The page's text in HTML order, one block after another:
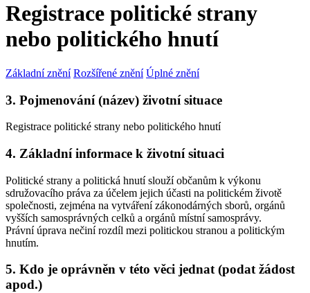
Registrace politické strany
nebo politického hnutí
Základní znění Rozšířené znění Úplné znění
3. Pojmenování (název) životní situace
Registrace politické strany nebo politického hnutí
4. Základní informace k životní situaci
Politické strany a politická hnutí slouží občanům k výkonu
sdružovacího práva za účelem jejich účasti na politickém životě
společnosti, zejména na vytváření zákonodárných sborů, orgánů
vyšších samosprávných celků a orgánů místní samosprávy.
Právní úprava nečiní rozdíl mezi politickou stranou a politickým
hnutím.
5. Kdo je oprávněn v této věci jednat (podat žádost
apod.)